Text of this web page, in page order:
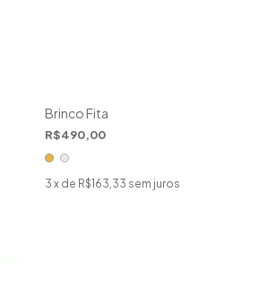
Brinco Fita
R$490,00
3 x de R$163,33 sem juros